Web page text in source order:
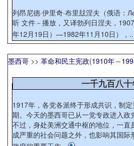
列昂尼德·伊里奇·布里玆涅夫（俄语
听 文件－播放，又译勃列日涅夫，
年12月19日）—1982年11月10日），
墨西哥 >> 革命和民主宪政(1910年～
一千九百八
1917年，各党各派终于形成共识，制
期。今天的墨西哥已从一党专政进入政
不过，身处美洲交通中枢的地位，一直
成严重的社会问题之外，也影响其国际